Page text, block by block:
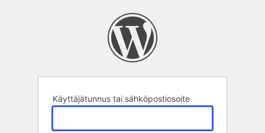
Käyttäjätunnus tai sähköpostiosoite